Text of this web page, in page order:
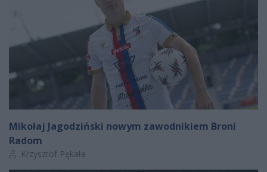
Mikołaj Jagodziński nowym zawodnikiem Broni
Radom
Autor artykułu:
Krzysztof Pękała